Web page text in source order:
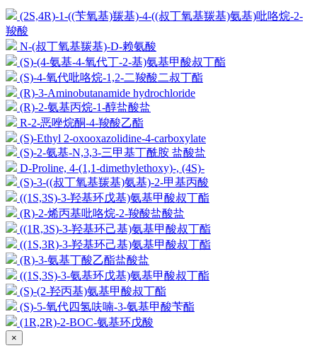
(2S,4R)-1-((苄氧基)羰基)-4-((叔丁氧基羰基)氨基)吡咯烷-2-
羧酸
N-(叔丁氧基羰基)-D-赖氨酸
(S)-(4-氨基-4-氧代丁-2-基)氨基甲酸叔丁酯
(S)-4-氧代吡咯烷-1,2-二羧酸二叔丁酯
(R)-3-Aminobutanamide hydrochloride
(R)-2-氨基丙烷-1-醇盐酸盐
R-2-恶唑烷酮-4-羧酸乙酯
(S)-Ethyl 2-oxooxazolidine-4-carboxylate
(S)-2-氨基-N,3,3-三甲基丁酰胺 盐酸盐
D-Proline, 4-(1,1-dimethylethoxy)-, (4S)-
(S)-3-((叔丁氧基羰基)氨基)-2-甲基丙酸
((1S,3S)-3-羟基环戊基)氨基甲酸叔丁酯
(R)-2-烯丙基吡咯烷-2-羧酸盐酸盐
((1R,3S)-3-羟基环己基)氨基甲酸叔丁酯
((1S,3R)-3-羟基环己基)氨基甲酸叔丁酯
(R)-3-氨基丁酸乙酯盐酸盐
((1S,3S)-3-氨基环戊基)氨基甲酸叔丁酯
(S)-(2-羟丙基)氨基甲酸叔丁酯
(S)-5-氧代四氢呋喃-3-氨基甲酸苄酯
(1R,2R)-2-BOC-氨基环戊酸
×